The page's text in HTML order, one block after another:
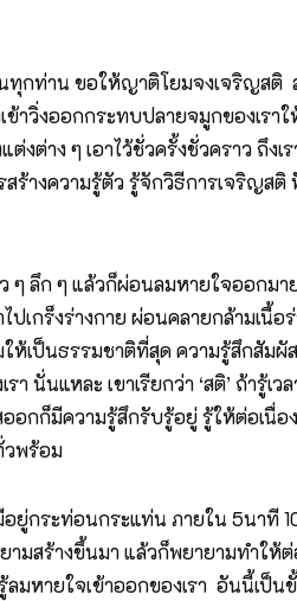
กท่าน ขอให้ญาติโยมจงเจริญสติ
ข้าวิ่งออกกระทบปลายจมูกของเรา
งต่าง ๆ เอาไว้ชั่วครั้งชั่วคราว ถึงเ
สร้างความรู้ตัว รู้จักวิธีการเจริญสติ
ๆ ลึก ๆ แล้วก็ผ่อนลมหายใจออกมา
เกร็งร่างกาย ผ่อนคลายกล้ามเนื้อ
ห้เป็นธรรมชาติที่สุด ความรู้สึกสัมผั
นั่นแหละ เขาเรียกว่า ‘สติ’ ถ้ารู้เว
กก็มีความรู้สึกรับรู้อยู่ รู้ให้ต่อเนื่อง
วพร้อม
ยู่กระท่อนกระแท่น ภายใน 5นาที
ามสร้างขึ้นมา แล้วก็พยายามทำให้
ลมหายใจเข้าออกของเรา อันนี้เป็